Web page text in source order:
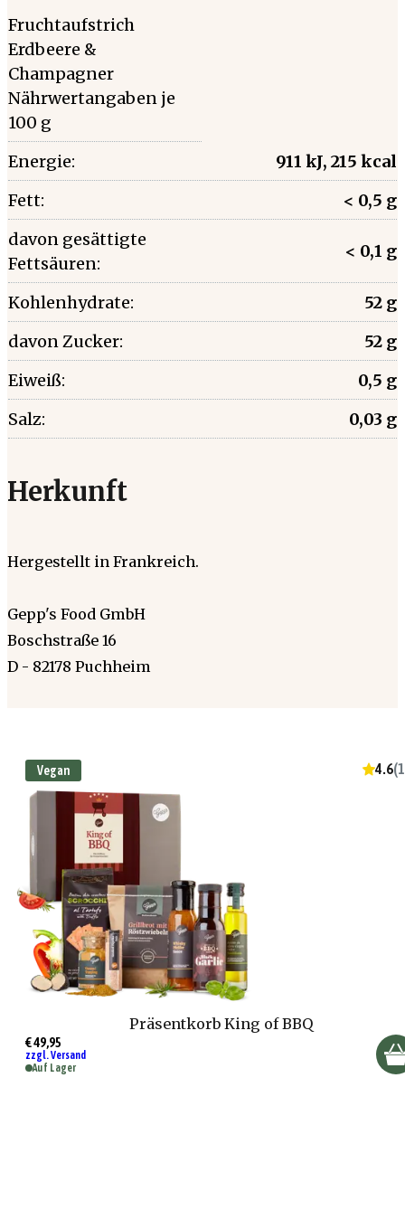
Fruchtaufstrich
Erdbeere &
Champagner
Nährwertangaben je
100 g
Energie:
911 kJ, 215 kcal
Fett:
< 0,5 g
davon gesättigte
Fettsäuren:
< 0,1 g
Kohlenhydrate:
52 g
davon Zucker:
52 g
Eiweiß:
0,5 g
Salz:
0,03 g
Herkunft
Hergestellt in Frankreich.
Gepp's Food GmbH
Boschstraße 16
D - 82178 Puchheim
Vegan 4.6(
Präsentkorb King of BBQ
€ 49,95
zzgl. Versand
Auf Lager